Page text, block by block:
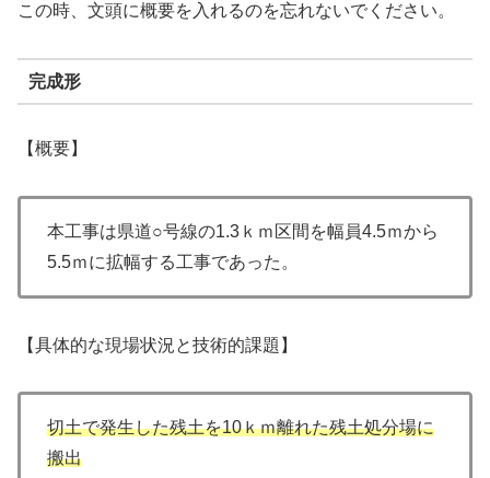
この時、文頭に概要を入れるのを忘れないでください。
完成形
【概要】
本工事は県道○号線の1.3ｋｍ区間を幅員4.5ｍから
5.5ｍに拡幅する工事であった。
【具体的な現場状況と技術的課題】
切土で発生した残土を10ｋｍ離れた残土処分場に
搬出